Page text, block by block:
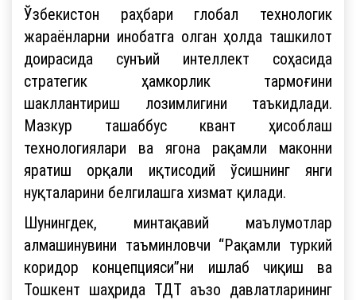
Ўзбекистон раҳбари глобал технологик
жараёнларни инобатга олган ҳолда ташкилот
доирасида сунъий интеллект соҳасида
стратегик ҳамкорлик тармоғини
шакллантириш лозимлигини таъкидлади.
Мазкур ташаббус квант ҳисоблаш
технологиялари ва ягона рақамли маконни
яратиш орқали иқтисодий ўсишнинг янги
нуқталарини белгилашга хизмат қилади.
Шунингдек, минтақавий маълумотлар
алмашинувини таъминловчи “Рақамли туркий
коридор концепцияси”ни ишлаб чиқиш ва
Тошкент шаҳрида ТДТ аъзо давлатларининг